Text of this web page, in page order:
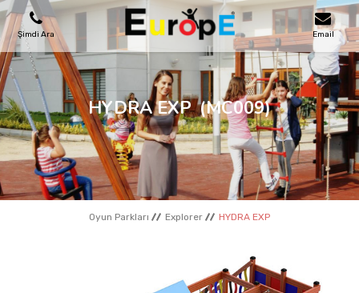
Şimdi Ara Email
OYUN PARKLARI
SKATEPARKLAR
AHŞAP EVLER
KENT MOBILYALARI
HYDRA EXP (MC009)
Oyun Parkları Explorer HYDRA EXP